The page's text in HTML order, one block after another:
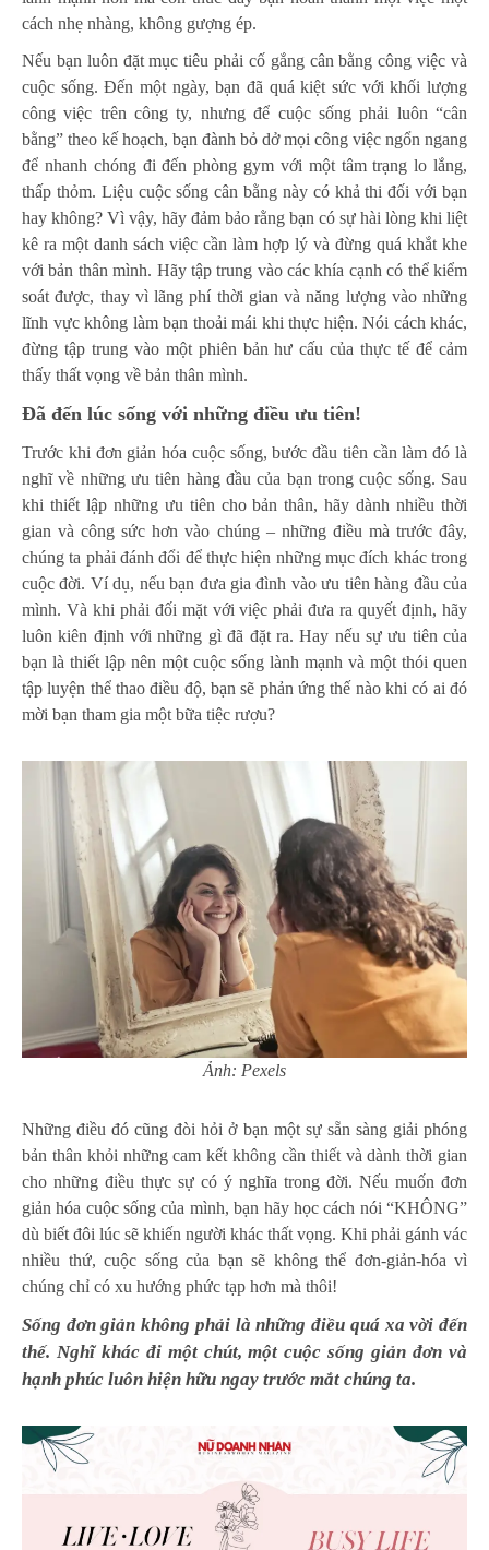
cách nhẹ nhàng, không gượng ép.
Nếu bạn luôn đặt mục tiêu phải cố gắng cân bằng công việc và
cuộc sống. Đến một ngày, bạn đã quá kiệt sức với khối lượng
công việc trên công ty, nhưng để cuộc sống phải luôn “cân
bằng” theo kế hoạch, bạn đành bỏ dở mọi công việc ngổn ngang
để nhanh chóng đi đến phòng gym với một tâm trạng lo lắng,
thấp thỏm. Liệu cuộc sống cân bằng này có khả thi đối với bạn
hay không? Vì vậy, hãy đảm bảo rằng bạn có sự hài lòng khi liệt
kê ra một danh sách việc cần làm hợp lý và đừng quá khắt khe
với bản thân mình. Hãy tập trung vào các khía cạnh có thể kiểm
soát được, thay vì lãng phí thời gian và năng lượng vào những
lĩnh vực không làm bạn thoải mái khi thực hiện. Nói cách khác,
đừng tập trung vào một phiên bản hư cấu của thực tế để cảm
thấy thất vọng về bản thân mình.
Đã đến lúc sống với những điều ưu tiên!
Trước khi đơn giản hóa cuộc sống, bước đầu tiên cần làm đó là
nghĩ về những ưu tiên hàng đầu của bạn trong cuộc sống. Sau
khi thiết lập những ưu tiên cho bản thân, hãy dành nhiều thời
gian và công sức hơn vào chúng – những điều mà trước đây,
chúng ta phải đánh đổi để thực hiện những mục đích khác trong
cuộc đời. Ví dụ, nếu bạn đưa gia đình vào ưu tiên hàng đầu của
mình. Và khi phải đối mặt với việc phải đưa ra quyết định, hãy
luôn kiên định với những gì đã đặt ra. Hay nếu sự ưu tiên của
bạn là thiết lập nên một cuộc sống lành mạnh và một thói quen
tập luyện thể thao điều độ, bạn sẽ phản ứng thế nào khi có ai đó
mời bạn tham gia một bữa tiệc rượu?
Ảnh: Pexels
Những điều đó cũng đòi hỏi ở bạn một sự sẵn sàng giải phóng
bản thân khỏi những cam kết không cần thiết và dành thời gian
cho những điều thực sự có ý nghĩa trong đời. Nếu muốn đơn
giản hóa cuộc sống của mình, bạn hãy học cách nói “KHÔNG”
dù biết đôi lúc sẽ khiến người khác thất vọng. Khi phải gánh vác
nhiều thứ, cuộc sống của bạn sẽ không thể đơn-giản-hóa vì
chúng chỉ có xu hướng phức tạp hơn mà thôi!
Sống đơn giản không phải là những điều quá xa vời đến
thế. Nghĩ khác đi một chút, một cuộc sống giản đơn và
hạnh phúc luôn hiện hữu ngay trước mắt chúng ta.